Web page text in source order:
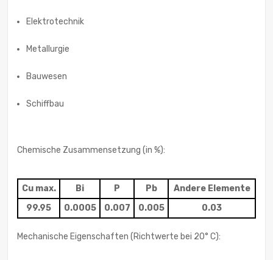
Elektrotechnik
Metallurgie
Bauwesen
Schiffbau
Chemische Zusammensetzung (in %):
Cu max. Bi P Pb
Andere Elemente
99.95
0.0005 0.007 0.005 0.03
Mechanische Eigenschaften (Richtwerte bei 20° C):